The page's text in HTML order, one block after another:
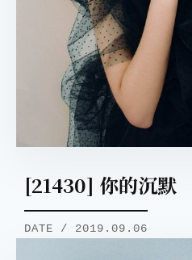
[21430] 你的沉默
DATE / 2019.09.06